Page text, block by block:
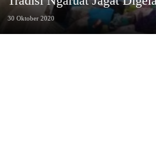
30 Oktober 2020